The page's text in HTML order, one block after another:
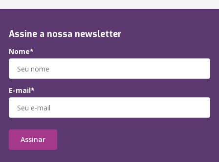
Assine a nossa newsletter
Nome*
E-mail*
Assinar